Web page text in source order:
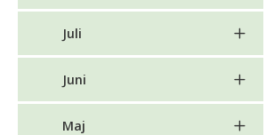
Juli
Juni
Maj